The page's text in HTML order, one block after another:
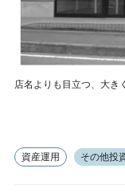
店名よりも目立つ、大き
資産運用 その他投